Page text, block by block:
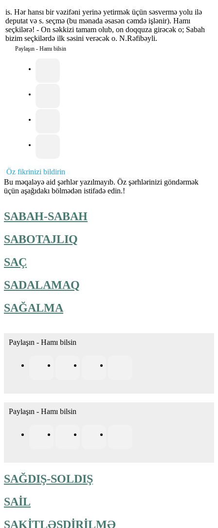
is. Hər hansı bir vəzifəni yerinə yetirmək üçün səsvermə yolu ilə
deputat və s. seçmə (bu mənada əsasən cəmdə işlənir). Hamı
seçkilərə! - On səkkizi tamam olub, on doqquza girəcək o; Sabah
bizim seçkilərdə ilk səsini verəcək o. N.Rəfibəyli.
Paylaşın - Hamı bilsin
Öz fikrinizi bildirin
Bu məqaləyə aid şərhlər yazılmayıb. Öz şərhlərinizi göndərmək
üçün aşağıdakı bölmədən istifadə edin.!
SABAH-SABAH
SABOTAJLIQ
SAÇ
SADALAMAQ
SAĞALMA
Paylaşın - Hamı bilsin
Paylaşın - Hamı bilsin
SAĞDIŞ-SOLDIŞ
SAİL
SAKİTLƏŞDİRİLMƏ